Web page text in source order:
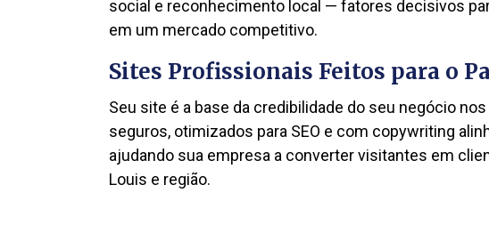
social e reconhecimento local — fatores decisivos
em um mercado competitivo.
Sites Profissionais Feitos para o
Seu site é a base da credibilidade do seu negócio
seguros, otimizados para SEO e com copywriting
ajudando sua empresa a converter visitantes em
Louis e região.